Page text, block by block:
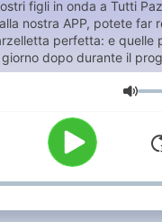
figli in onda a Tutti
nostra APP, potete far
perfetta: e quelle
dopo durante il